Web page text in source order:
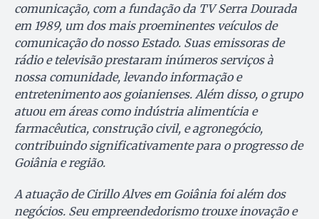
comunicação, com a fundação da TV Serra Dourada
em 1989, um dos mais proeminentes veículos de
comunicação do nosso Estado. Suas emissoras de
rádio e televisão prestaram inúmeros serviços à
nossa comunidade, levando informação e
entretenimento aos goianienses. Além disso, o grupo
atuou em áreas como indústria alimentícia e
farmacêutica, construção civil, e agronegócio,
contribuindo significativamente para o progresso de
Goiânia e região.
A atuação de Cirillo Alves em Goiânia foi além dos
negócios. Seu empreendedorismo trouxe inovação e